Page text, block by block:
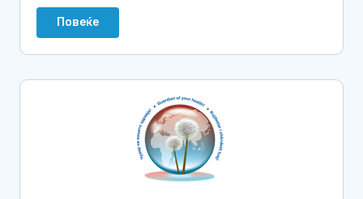
Повеќе